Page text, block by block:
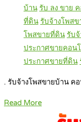
บ้าน รับ ลง ขาย
ที่ดิน รับจ้างโพส
โพสขายที่ดิน รับ
ประกาศขายคอน
ประกาศขายที่ดิน
. รับจ้างโพสขายบ้าน ค
Read More